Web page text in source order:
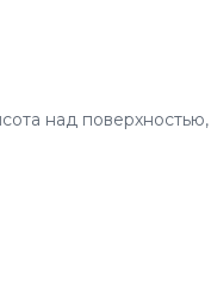
над поверхностью,